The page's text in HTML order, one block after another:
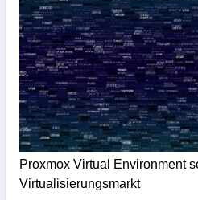
Proxmox Virtual Environment
Virtualisierungsmarkt